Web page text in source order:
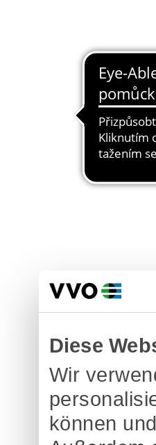
Diese
Wir
können